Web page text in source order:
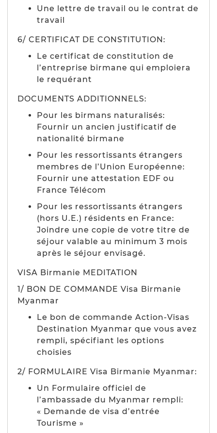
Une lettre de travail ou le contrat de
travail
6/ CERTIFICAT DE CONSTITUTION:
Le certificat de constitution de
l’entreprise birmane qui emploiera
le requérant
DOCUMENTS ADDITIONNELS:
Pour les birmans naturalisés:
Fournir un ancien justificatif de
nationalité birmane
Pour les ressortissants étrangers
membres de l’Union Européenne:
Fournir une attestation EDF ou
France Télécom
Pour les ressortissants étrangers
(hors U.E.) résidents en France:
Joindre une copie de votre titre de
séjour valable au minimum 3 mois
après le séjour envisagé.
VISA Birmanie MEDITATION
1/ BON DE COMMANDE Visa Birmanie
Myanmar
Le bon de commande Action-Visas
Destination Myanmar que vous avez
rempli, spécifiant les options
choisies
2/ FORMULAIRE Visa Birmanie Myanmar:
Un Formulaire officiel de
l’ambassade du Myanmar rempli:
« Demande de visa d’entrée
Tourisme »